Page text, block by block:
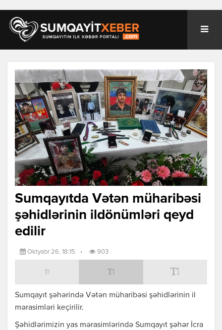
Sumqayıtda Vətən müharibəsi
şəhidlərinin ildönümləri qeyd
edilir
Oktyabr 26, 18:15 • 903
Sumqayıt şəhərində Vətən müharibəsi şəhidlərinin il
mərasimləri keçirilir.
Şəhidlərimizin yas mərasimlərində Sumqayıt şəhər İcra